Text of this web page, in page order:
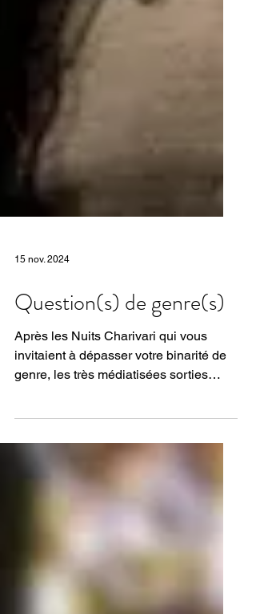
15 nov. 2024
Question(s) de genre(s)
Après les Nuits Charivari qui vous
genre, les très médiatisées sorties
carnavalesques des...